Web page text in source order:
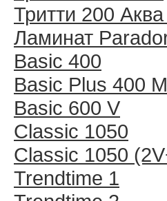
Тритти 200
Ламинат
Basic 400
Basic Plus 400
Basic 600 V
Classic 1050
Classic 1050
Trendtime 1